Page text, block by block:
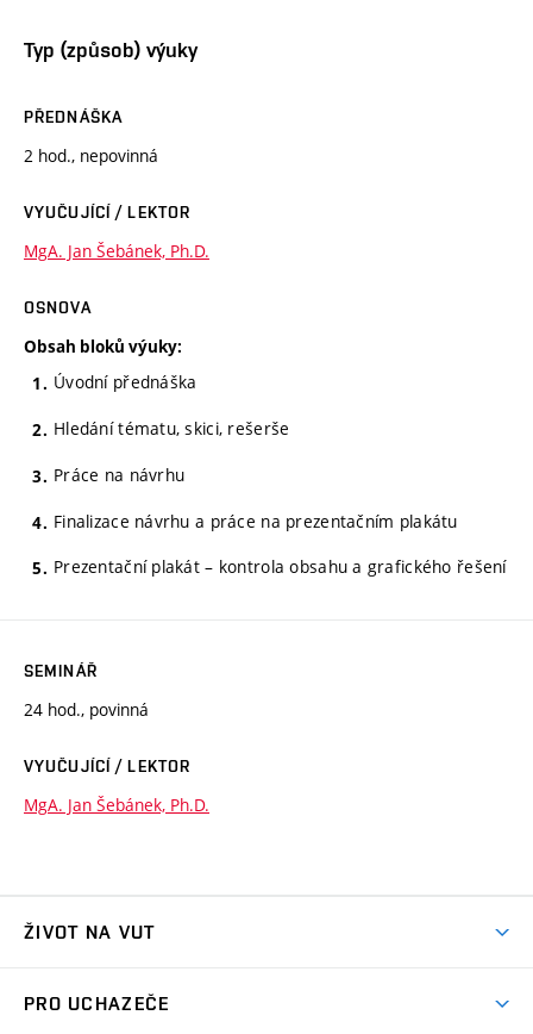
Typ (způsob) výuky
PŘEDNÁŠKA
2 hod., nepovinná
VYUČUJÍCÍ / LEKTOR
MgA. Jan Šebánek, Ph.D.
OSNOVA
Obsah bloků výuky:
Úvodní přednáška
Hledání tématu, skici, rešerše
Práce na návrhu
Finalizace návrhu a práce na prezentačním plakátu
Prezentační plakát – kontrola obsahu a grafického řešení
SEMINÁŘ
24 hod., povinná
VYUČUJÍCÍ / LEKTOR
MgA. Jan Šebánek, Ph.D.
ŽIVOT NA VUT
PRO UCHAZEČE